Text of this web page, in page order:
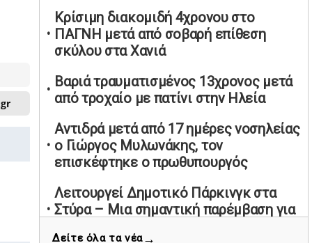
code για πωλήσεις καπνικών και
αλκοόλ σε 88.000 σημεία
02/05/2026 | 06:26
Καύσιμα αεροσκαφών: Διαβεβαιώσεις
ΕΕ για επάρκεια παρά τη γεωπολιτική
ένταση
01/05/2026 | 19:54
Βελόπουλος: Κριτική σε πολιτικούς
αρχηγούς για δηλώσεις την
Πρωτομαγιά
01/05/2026 | 19:33
Κρίσιμη διακομιδή 4χρονου στο
ΠΑΓΝΗ μετά από σοβαρή επίθεση
σκύλου στα Χανιά
Βαριά τραυματισμένος 13χρονος μετά
από τροχαίο με πατίνι στην Ηλεία
Αντιδρά μετά από 17 ημέρες νοσηλείας
ο Γιώργος Μυλωνάκης, τον
επισκέφτηκε ο πρωθυπουργός
Λειτουργεί Δημοτικό Πάρκινγκ στα
Στύρα – Μια σημαντική παρέμβαση για
Δείτε όλα τα νέα→